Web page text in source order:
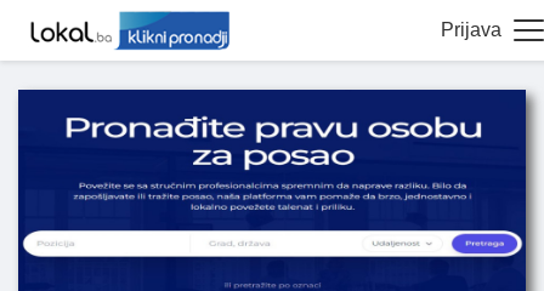
Prijava